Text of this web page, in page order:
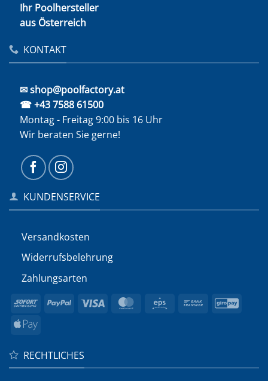
Ihr Poolhersteller
aus Österreich
KONTAKT
✉ shop@poolfactory.at
☎ +43 7588 61500
Montag - Freitag 9:00 bis 16 Uhr
Wir beraten Sie gerne!
KUNDENSERVICE
Versandkosten
Widerrufs­belehrung
Zahlungsarten
Sofort PayPal Visa MasterCard
Eps
Bank
Apple
RECHTLICHES